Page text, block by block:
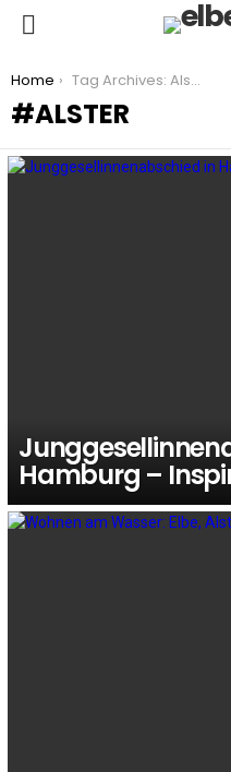
You are here:
Home Tag Archives: Alster
ALSTER
Hamburg –